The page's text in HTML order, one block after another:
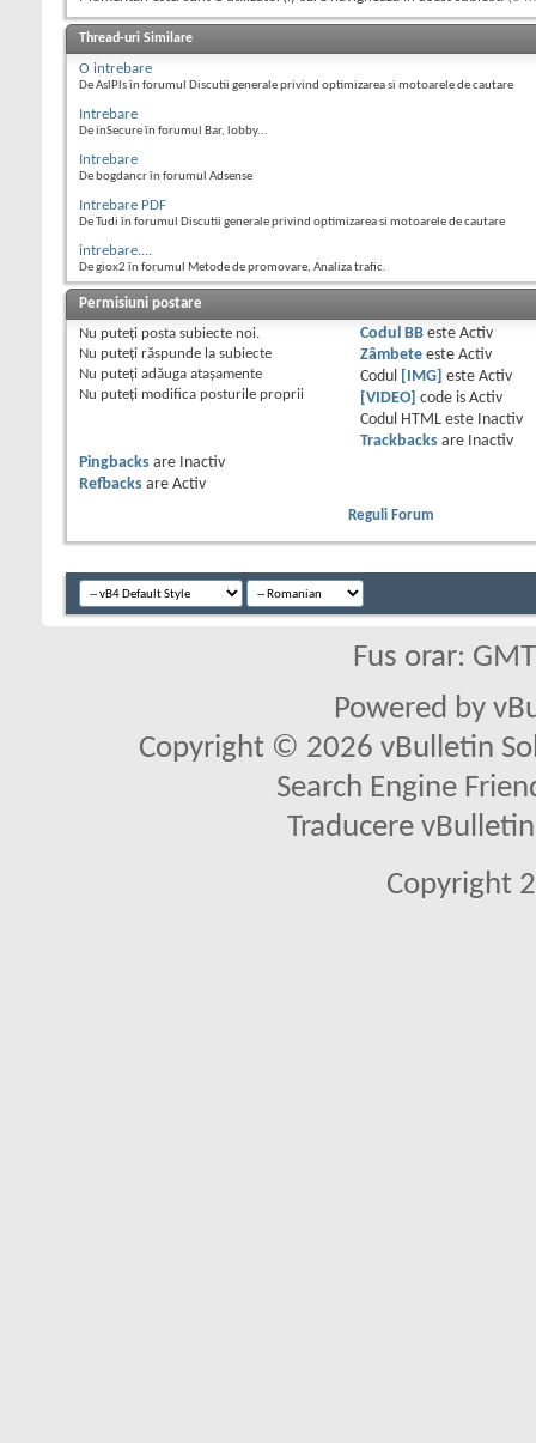
Thread-uri Similare
O intrebare
De AslPls în forumul Discutii generale privind optimizarea si motoarele de cautare
Intrebare
De inSecure în forumul Bar, lobby...
Intrebare
De bogdancr în forumul Adsense
Intrebare PDF
De Tudi în forumul Discutii generale privind optimizarea si motoarele de cautare
intrebare....
De giox2 în forumul Metode de promovare, Analiza trafic.
Permisiuni postare
Nu puteţi posta subiecte noi.
Nu puteţi răspunde la subiecte
Nu puteţi adăuga ataşamente
Nu puteţi modifica posturile proprii
Codul BBeste Activ
Zâmbeteeste Activ
Codul
[IMG] este Activ
[VIDEO]
code is Activ
Codul HTML este
Inactiv
Trackbacksare
Inactiv
Pingbacks are
Inactiv
Refbacks are Activ
Reguli Forum
Fus orar:
Powered by
Copyright © 2026 vBulletin
Search Engine
Traducere
Copyright